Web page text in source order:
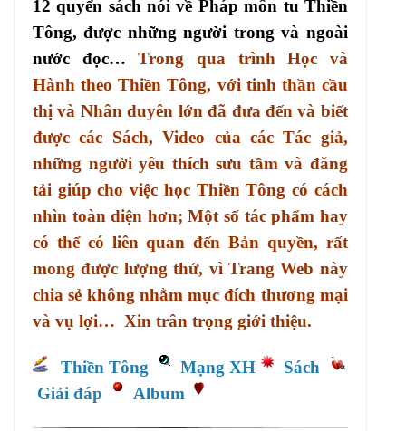
12 quyển sách nói về Pháp môn tu Thiền
Tông, được những người trong và ngoài
nước đọc…Trong qua trình Học và
Hành theo Thiền Tông, với tinh thần cầu
thị và Nhân duyên lớn đã đưa đến và biết
được các Sách, Video của các Tác giả,
những người yêu thích sưu tầm và đăng
tải giúp cho việc học Thiền Tông có cách
nhìn toàn diện hơn; Một số tác phẩm hay
có thể có liên quan đến Bản quyền, rất
mong được lượng thứ, vì Trang Web này
chia sẻ không nhằm mục đích thương mại
và vụ lợi… Xin trân trọng giới thiệu.
Thiền Tông Mạng XH
Sách
Giải đáp
Album